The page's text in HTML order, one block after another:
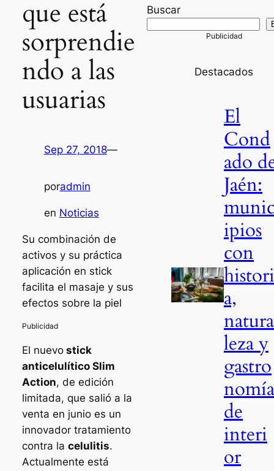
que está
sorprendie
ndo a las
usuarias
Sep 27, 2018—
poradmin
en Noticias
Su combinación de
activos y su práctica
aplicación en stick
facilita el masaje y sus
efectos sobre la piel
El nuevostick
anticelulítico Slim
Action, de edición
limitada, que salió a la
venta en junio es un
innovador tratamiento
contra la celulitis.
Actualmente está
Buscar
Destacados
El
Cond
ado
Jaén:
ipios
con
a,
natura
leza y
gastro
de
interi
or